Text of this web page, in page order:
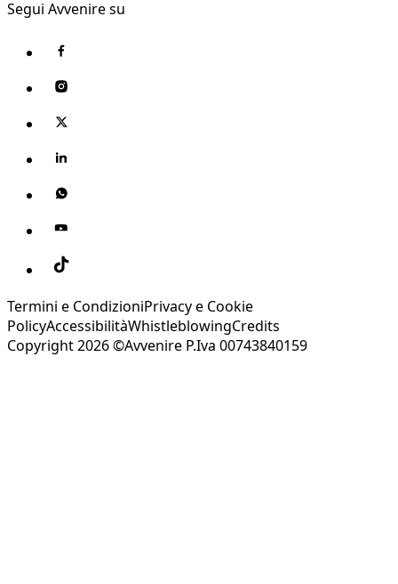
Segui Avvenire su
Termini e CondizioniPrivacy e Cookie
PolicyAccessibilitàWhistleblowingCredits
Copyright 2026 ©Avvenire P.Iva 00743840159